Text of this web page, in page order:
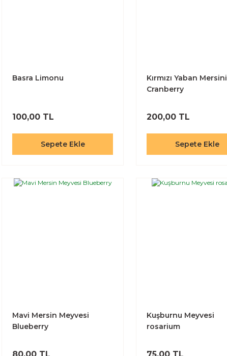
Basra Limonu
100,00 TL
Sepete Ekle
Kırmızı Yaban Mersini
Cranberry
200,00 TL
Sepete Ekle
Mavi Mersin Meyvesi
Blueberry
Kuşburnu Meyvesi
rosarium